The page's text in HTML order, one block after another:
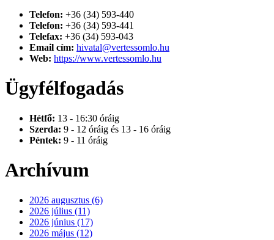
Telefon: +36 (34) 593-440
Telefon: +36 (34) 593-441
Telefax: +36 (34) 593-043
Email cím: hivatal@vertessomlo.hu
Web: https://www.vertessomlo.hu
Ügyfélfogadás
Hétfő: 13 - 16:30 óráig
Szerda: 9 - 12 óráig és 13 - 16 óráig
Péntek: 9 - 11 óráig
Archívum
2026 augusztus (6)
2026 július (11)
2026 június (17)
2026 május (12)